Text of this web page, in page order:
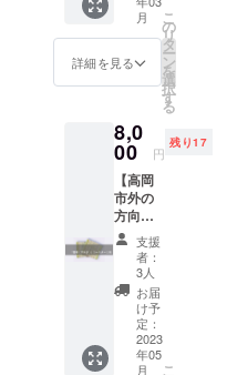
のロゴ
合はそ
の旨記
※寄附受
領証明
書（領
収書）
発行の
ため、
「苗字
と名前
（例：
田中太
郎）」
と「住
所」を
備考欄
郎）」
と「住
備考欄
にご記
ます。
に返信
してご
予約く
ださ
内 未
定 内
子ド
ローン
体験、
必要な
もの：
内履き
※体験場
所まで
はご自
身でお
越しく
送らせ
ていた
だきま
す。 (写
真はイ
寄附受
領証明
書（領
収書）
発行の
ため、
「苗字
と名前
（例：
田中太
郎）」
と「住
所」を
備考欄
月
詳細を見る
こ
の
リ
タ
ー
ン
を
選
択
す
る
8,0
00 円
残り17
【高岡
市外の
方向
け】 ※
高岡市
内の方
が支援
された
場合、
お品は
送付さ
支援
者：
3人
お届
け予
定：
2023
年05
月
こ